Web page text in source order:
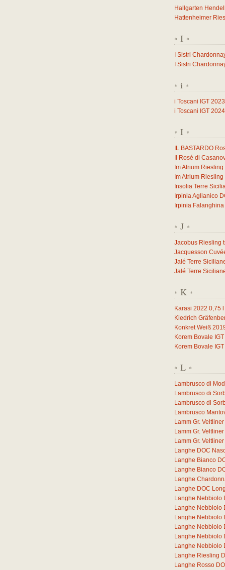
Hallgarten
Hattenheimer
* I *
I Sistri
I Sistri
* i *
i Toscani IGT 2023
i Toscani IGT 2024
* I *
IL BASTARDO
Il Rosé di
Im Atrium
Im Atrium
Insolia Terre
Irpinia Aglianico
Irpinia
* J *
Jacobus Riesling
Jacquesson
Jalé Terre
Jalé Terre
* K *
Karasi 2022 0,75
Kiedrich
Konkret Weiß
Korem Bovale
Korem Bovale
* L *
Lambrusco di
Lambrusco di
Lambrusco di
Lambrusco
Lamm Gr.
Lamm Gr.
Lamm Gr.
Langhe DOC
Langhe Bianco
Langhe Bianco
Langhe
Langhe DOC
Langhe Nebbiolo
Langhe Nebbiolo
Langhe Nebbiolo
Langhe Nebbiolo
Langhe Nebbiolo
Langhe Nebbiolo
Langhe Riesling
Langhe Rosso